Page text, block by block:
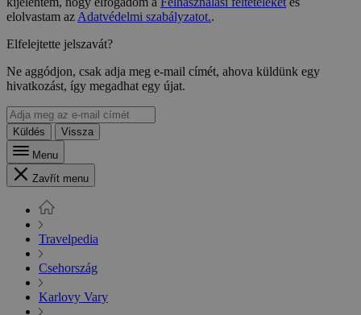
elolvastam azAdatvédelmi szabályzatot..
Elfelejtette jelszavát?
Ne aggódjon, csak adja meg e-mail címét, ahova küldünk egy
hivatkozást, így megadhat egy újat.
Küldés
Vissza
Menu
Zavřít menu
Travelpedia
Csehország
Karlovy Vary